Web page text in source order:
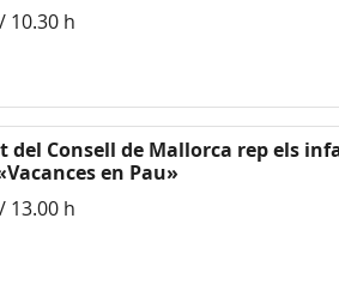
10.30 h
del Consell de Mallorca rep els
en Pau»
13.00 h